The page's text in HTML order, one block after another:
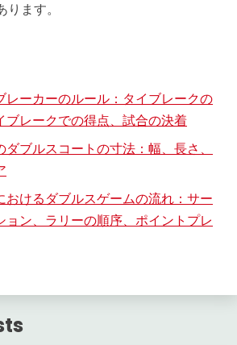
ます。
レーカーのルール：タイブレークの
ブレークでの得点、試合の決着
ブルスコートの寸法：幅、長さ、
おけるダブルスゲームの流れ：サー
ョン、ラリーの順序、ポイントプレ